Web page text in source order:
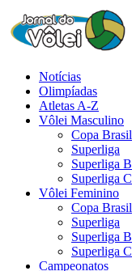
Notícias
Olimpíadas
Atletas A-Z
Vôlei Masculino
Copa Brasil
Superliga
Superliga B
Superliga C
Vôlei Feminino
Copa Brasil
Superliga
Superliga B
Superliga C
Campeonatos